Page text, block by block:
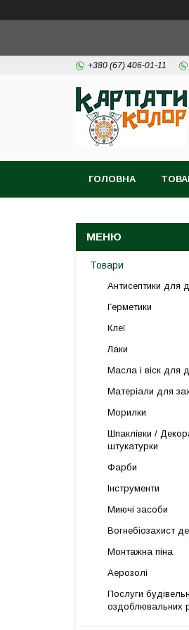
+380 (67) 406-01-11
ГОЛОВНА
Товари
Антисептики для
Герметики
Клеї
Лаки
Масла і віск для
Матеріали для
Морилки
Шпаклівки /
штукатурки
Фарби
Інструменти
Миючі засоби
Вогнебіозахист
Монтажна піна
Аерозолі
Послуги
оздоблювальних